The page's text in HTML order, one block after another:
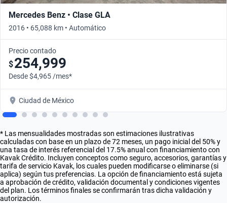
Mercedes Benz • Clase GLA
2016 • 65,088 km • Automático
Precio contado
$254,999
Desde $4,965 /mes*
Ciudad de México
* Las mensualidades mostradas son estimaciones ilustrativas
calculadas con base en un plazo de 72 meses, un pago inicial del 50% y
una tasa de interés referencial del 17.5% anual con financiamiento con
Kavak Crédito. Incluyen conceptos como seguro, accesorios, garantías y
tarifa de servicio Kavak, los cuales pueden modificarse o eliminarse (si
aplica) según tus preferencias. La opción de financiamiento está sujeta
a aprobación de crédito, validación documental y condiciones vigentes
del plan. Los términos finales se confirmarán tras dicha validación y
autorización.